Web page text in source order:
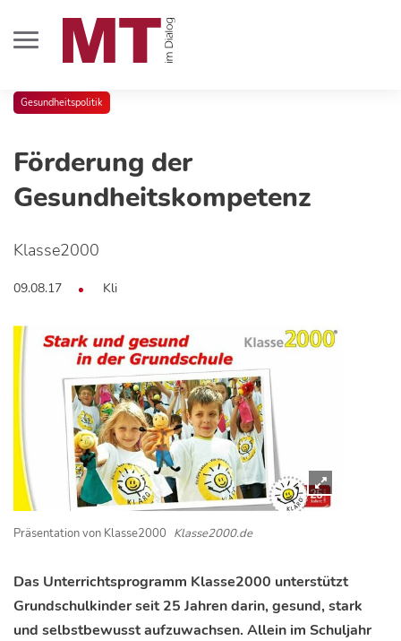
Gesundheitspolitik
Förderung der
Gesundheitskompetenz
Klasse2000
09.08.17 Kli
Präsentation von Klasse2000 Klasse2000.de
Das Unterrichtsprogramm Klasse2000 unterstützt
Grundschulkinder seit 25 Jahren darin, gesund, stark
und selbstbewusst aufzuwachsen. Allein im Schuljahr